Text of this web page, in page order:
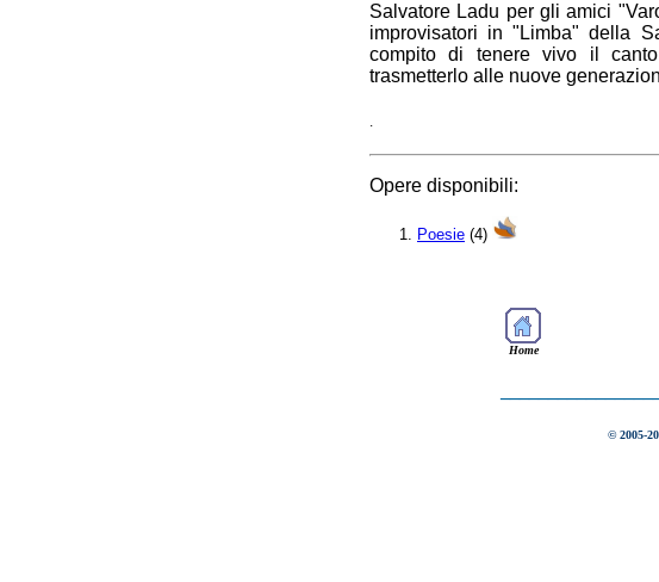
Salvatore Ladu per gli amici
improvisatori in "Limba" della
compito di tenere vivo il
trasmetterlo alle nuove
Opere disponibili:
Poesie (4)
Home
© 2005-